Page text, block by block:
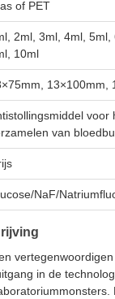
of PET
2ml, 3ml, 4ml, 5ml,
10ml
13×100mm,
voor
van
NaF/
in de